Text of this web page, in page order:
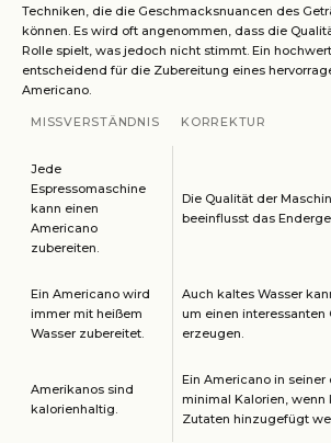
Techniken, die die Geschmacksnuancen des
können. Es wird oft angenommen, dass die
Rolle spielt, was jedoch nicht stimmt. Ein
entscheidend für die Zubereitung eines
Americano.
MISSVERSTÄNDNIS KORREKTUR
Jede
Espressomaschine
kann einen
Americano
zubereiten.
Die Qualität der
beeinflusst das
Ein Americano wird
immer mit heißem
Wasser zubereitet.
Auch kaltes Wasser
um einen interessanten
erzeugen.
Amerikanos sind
kalorienhaltig.
Ein Americano in
minimal Kalorien, wenn
Zutaten hinzugefügt